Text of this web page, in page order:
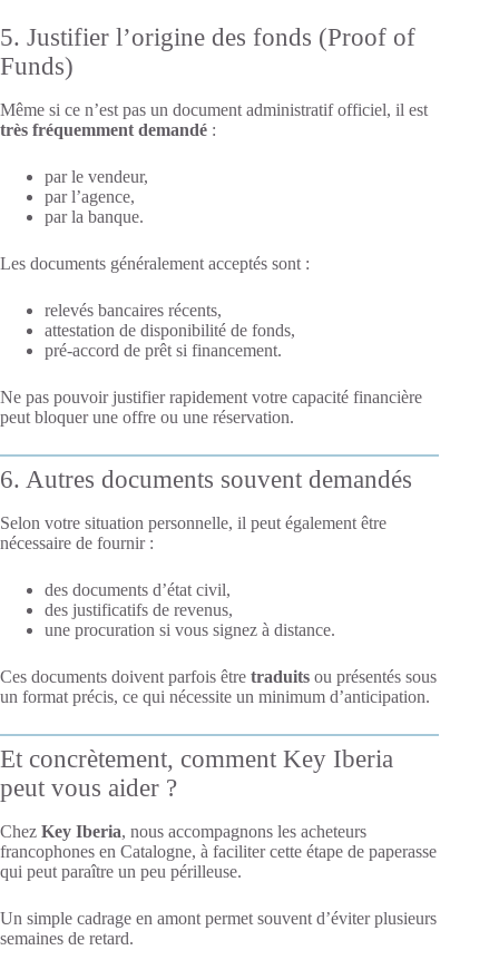
5. Justifier l’origine des fonds (Proof of
Funds)
Même si ce n’est pas un document administratif officiel, il est
très fréquemment demandé :
par le vendeur,
par l’agence,
par la banque.
Les documents généralement acceptés sont :
relevés bancaires récents,
attestation de disponibilité de fonds,
pré-accord de prêt si financement.
Ne pas pouvoir justifier rapidement votre capacité financière
peut bloquer une offre ou une réservation.
6. Autres documents souvent demandés
Selon votre situation personnelle, il peut également être
nécessaire de fournir :
des documents d’état civil,
des justificatifs de revenus,
une procuration si vous signez à distance.
Ces documents doivent parfois être traduits ou présentés sous
un format précis, ce qui nécessite un minimum d’anticipation.
Et concrètement, comment Key Iberia
peut vous aider ?
Chez Key Iberia, nous accompagnons les acheteurs
francophones en Catalogne, à faciliter cette étape de paperasse
qui peut paraître un peu périlleuse.
Un simple cadrage en amont permet souvent d’éviter plusieurs
semaines de retard.